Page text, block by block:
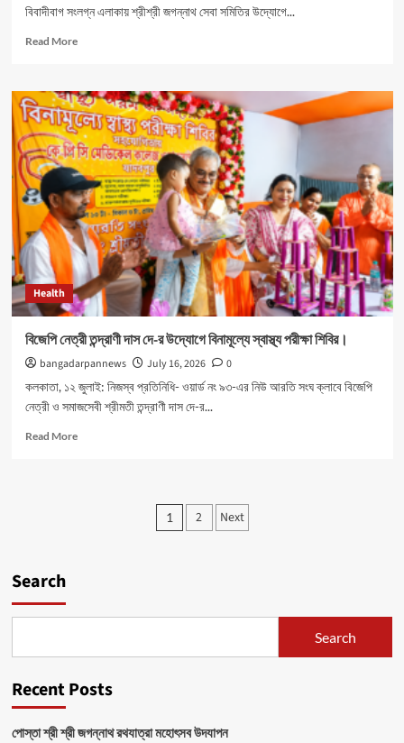
বিবাদীবাগ সংলগ্ন এলাকায় শ্রীশ্রী জগন্নাথ সেবা সমিতির উদ্যোগে...
Read MoreRead
শ্রী
শ্রী
জগন্নাথ
সেবা
সমিতির
উদ্যোগে
রথযাত্রা
উৎসব
পালন
করা
হয়।
Health
বিজেপি নেত্রী তন্দ্রাণী দাস দে-র উদ্যোগে বিনামূল্যে স্বাস্থ্য পরীক্ষা শিবির।
bangadarpannews July 16, 2026
0
কলকাতা, ১২ জুলাই: নিজস্ব প্রতিনিধি- ওয়ার্ড নং ৯৩-এর নিউ আরতি সংঘ ক্লাবে বিজেপি
নেত্রী ও সমাজসেবী শ্রীমতী তন্দ্রাণী দাস দে-র...
Read MoreRead
স্বাস্থ্য
শিবির।
Posts
1 2 Next
Search
Search
Recent Posts
পোস্তা শ্রী শ্রী জগন্নাথ রথযাত্রা মহোৎসব উদযাপন